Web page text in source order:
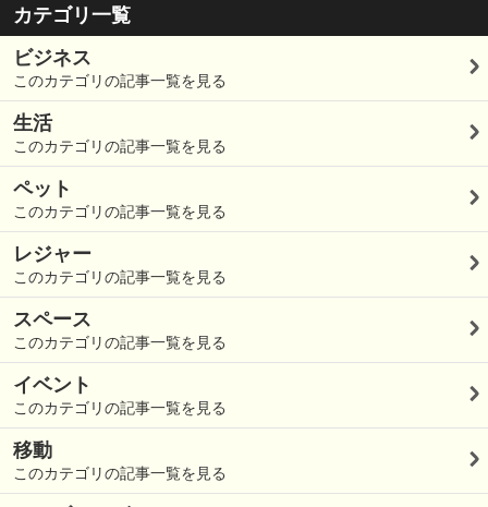
カテゴリ一覧
ビジネス
このカテゴリの記事一覧を見る
生活
このカテゴリの記事一覧を見る
ペット
このカテゴリの記事一覧を見る
レジャー
このカテゴリの記事一覧を見る
スペース
このカテゴリの記事一覧を見る
イベント
このカテゴリの記事一覧を見る
移動
このカテゴリの記事一覧を見る